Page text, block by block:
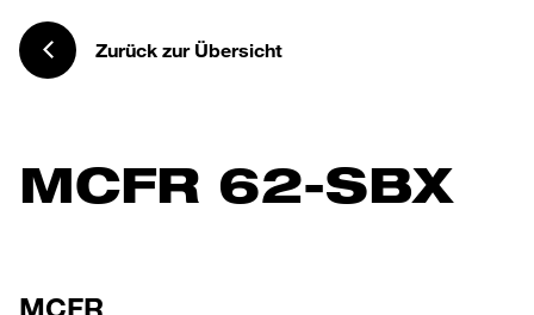
Zurück zur Übersicht
MCFR 62-SBX
MCFR